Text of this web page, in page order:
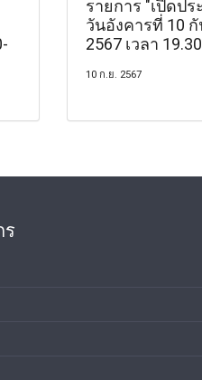
รายการ "เปิดปร
วันอังคารที่ 10
2567 เวลา
10 ก.ย. 2567
ร